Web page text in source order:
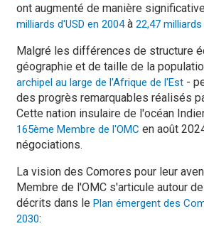
ont augmenté de manière
milliards d'USD en 2004à 22,47 milliards
Malgré les différences de structure
géographie et de taille de la
archipel au large de l'Afrique de l'Est -
des progrès remarquables réalisés
Cette nation insulaire de l'océan
165ème Membre de l'OMC en août
négociations.
La vision des Comores pour leur
Membre de l'OMC s'articule autour
décrits dans le Plan émergent des
2030: